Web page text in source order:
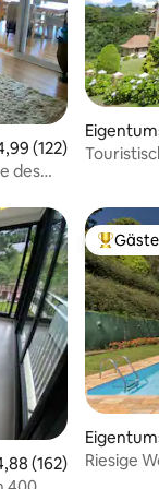
(122)
des
pos do
(162)
pos do
Riesige